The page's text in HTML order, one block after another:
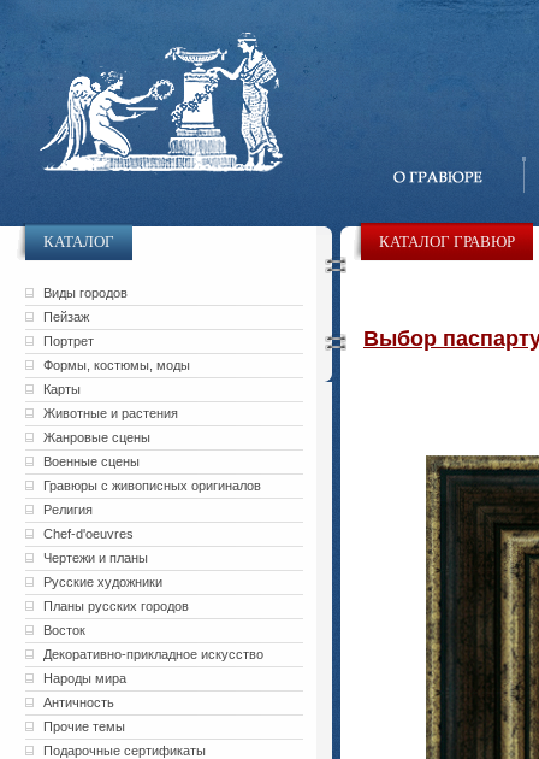
КАТАЛОГ
Виды городов
Пейзаж
Портрет
Формы, костюмы, моды
Карты
Животные и растения
Жанровые сцены
Военные сцены
Гравюры с живописных оригиналов
Религия
Chef-d'oeuvres
Чертежи и планы
Русские художники
Планы русских городов
Восток
Декоративно-прикладное искусство
Народы мира
Античность
Прочие темы
Подарочные сертификаты
КАТАЛОГ ГРАВЮР
Выбор